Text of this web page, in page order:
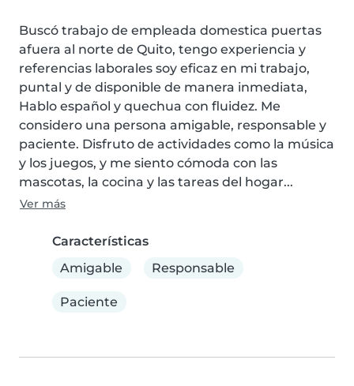
Buscó trabajo de empleada domestica puertas
afuera al norte de Quito, tengo experiencia y
referencias laborales soy eficaz en mi trabajo,
puntal y de disponible de manera inmediata,
Hablo español y quechua con fluidez. Me
considero una persona amigable, responsable y
paciente. Disfruto de actividades como la música
y los juegos, y me siento cómoda con las
mascotas, la cocina y las tareas del hogar...
Ver más
Características
Amigable
Responsable
Paciente